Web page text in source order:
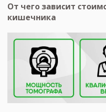
От чего зависит
кишечника